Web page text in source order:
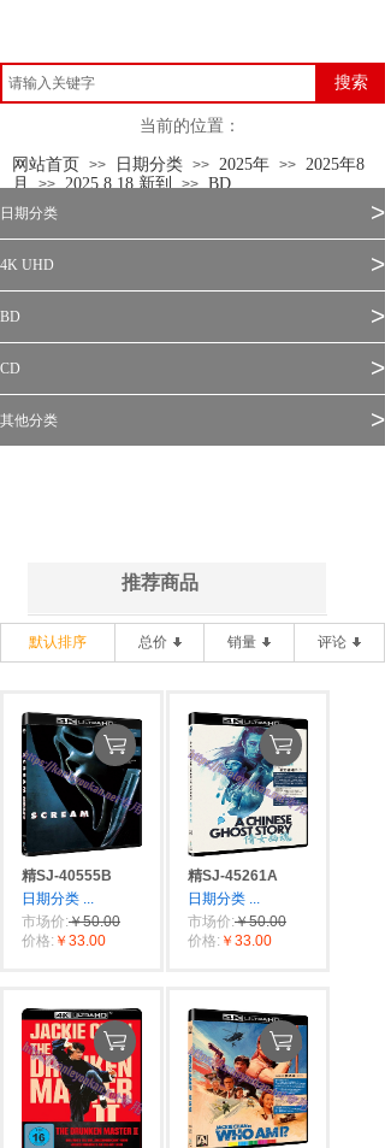
搜索
当前的位置：
网站首页 >> 日期分类 >> 2025年 >> 2025年8
月 >> 2025.8.18 新到 >> BD
日期分类 >
4K UHD >
BD >
CD >
其他分类 >
推荐商品
默认排序 总价 销量 评论
精SJ-40555B
日期分类 ...
市场价:￥50.00
价格: ￥33.00
精SJ-45261A
日期分类 ...
市场价:￥50.00
价格: ￥33.00